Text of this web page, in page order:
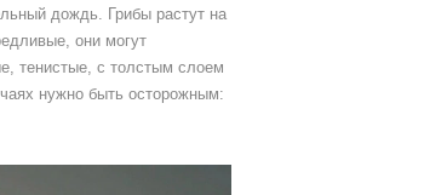
дождь. Грибы растут на
они могут
тенистые, с толстым слоем
нужно быть осторожным: